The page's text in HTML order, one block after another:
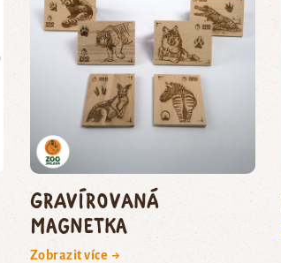
Gravírovaná
magnetka
Zobrazit více →